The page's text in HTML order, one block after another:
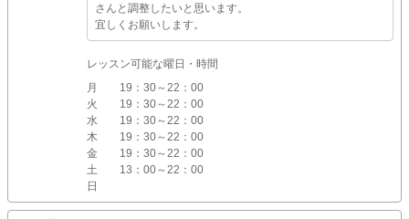
さんと調整したいと思います。
宜しくお願いします。
レッスン可能な曜日・時間
月
19：30～22：00
火
19：30～22：00
水
19：30～22：00
木
19：30～22：00
金
19：30～22：00
土
13：00～22：00
日